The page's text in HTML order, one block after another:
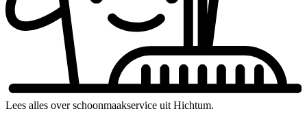
Lees alles over schoonmaakservice uit Hichtum.